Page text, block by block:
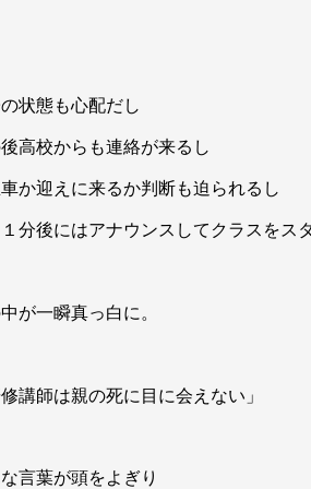
状態も心配だし
高校からも連絡が来るし
か迎えに来るか判断も迫られるし
分後にはアナウンスしてクラスをス
が一瞬真っ白に。
修講師は親の死に目に会えない」
言葉が頭をよぎり